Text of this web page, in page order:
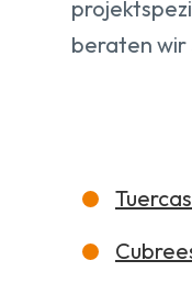
beraten wir